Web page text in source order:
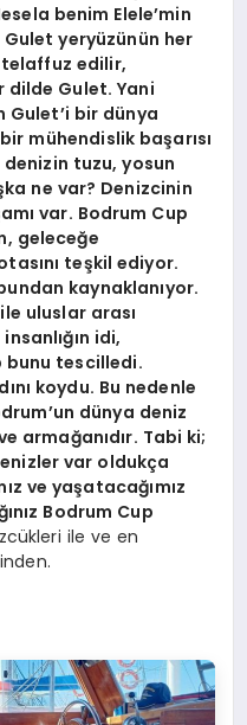
benim Elele’min
Gulet yeryüzünün her
edilir,
dilde Gulet. Yani
Gulet’i bir dünya
mühendislik başarısı
tuzu, yosun
ne var? Denizcinin
var. Bodrum Cup
geleceğe
teşkil ediyor.
kaynaklanıyor.
uluslar arası
idi,
bunu tescilledi.
koydu. Bu nedenle
dünya deniz
armağanıdır. Tabi ki;
var oldukça
ve yaşatacağımız
Bodrum Cup
ile ve en